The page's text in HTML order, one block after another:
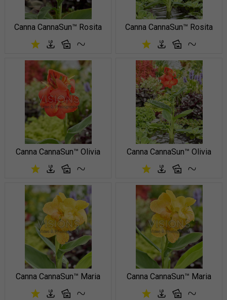
Canna CannaSun™ Rosita Canna CannaSun™ Rosita
Canna CannaSun™ Olivia Canna CannaSun™ Olivia
Canna CannaSun™ Maria Canna CannaSun™ Maria